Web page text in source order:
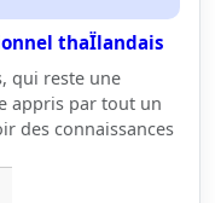
thaÏlandais
qui reste une
appris par tout un
des connaissances